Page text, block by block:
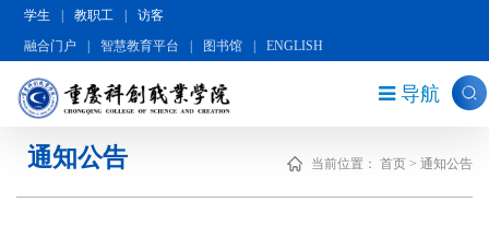
学生 教职工
访客
融合门户
智慧教育平台 图书馆 ENGLISH
导航
通知公告 当前位置： 首页 > 通知公告